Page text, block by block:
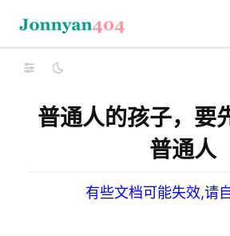
普通人的孩子，要
普通人
有些文档可能失效,请